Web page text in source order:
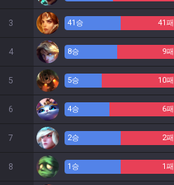
3 41 승 41패
4 8승 9패
5 5승 10패
6 4승 6패
7 2승 2패
8 1 승 1패